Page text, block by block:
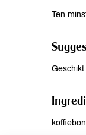
Ten